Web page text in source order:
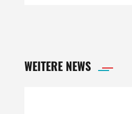
WEITERE NEWS